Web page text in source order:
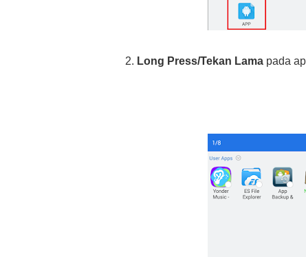
2. Long Press/Tekan Lama pada